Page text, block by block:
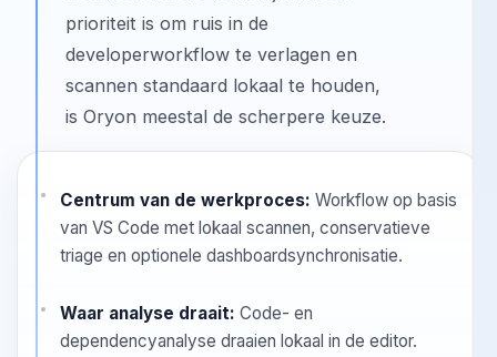
programma draait, kan Semgrep nog
steeds de betere basis zijn. Als de
prioriteit is om ruis in de
developerworkflow te verlagen en
scannen standaard lokaal te houden,
is Oryon meestal de scherpere keuze.
van VS Code met lokaal scannen, conservatieve
triage en optionele dashboardsynchronisatie.